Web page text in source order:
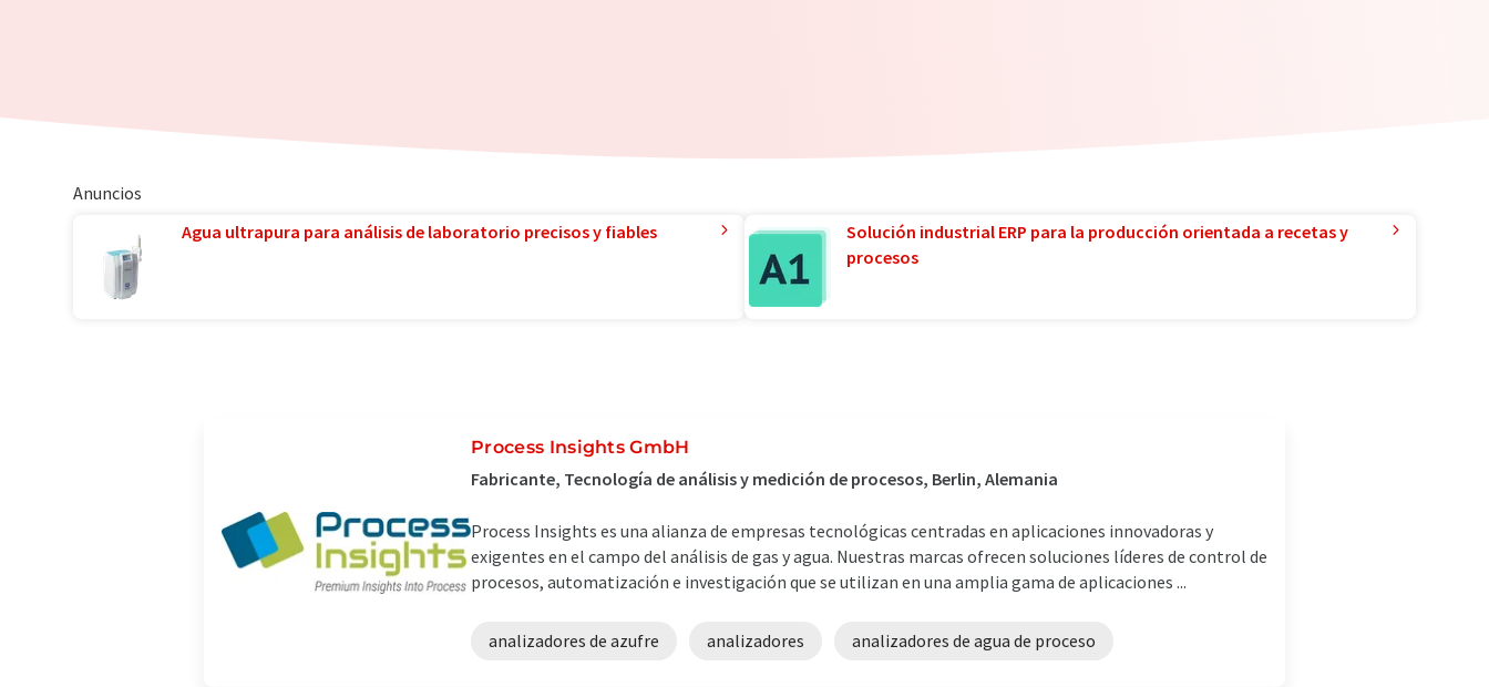
Anuncios
Agua ultrapura para análisis de laboratorio precisos y fiables
Solución industrial ERP para la producción orientada a recetas y
procesos
Process Insights GmbH
Fabricante, Tecnología de análisis y medición de procesos, Berlin, Alemania
Process Insights es una alianza de empresas tecnológicas centradas en aplicaciones innovadoras y
exigentes en el campo del análisis de gas y agua. Nuestras marcas ofrecen soluciones líderes de control de
procesos, automatización e investigación que se utilizan en una amplia gama de aplicaciones ...
analizadores de azufre analizadores analizadores de agua de proceso